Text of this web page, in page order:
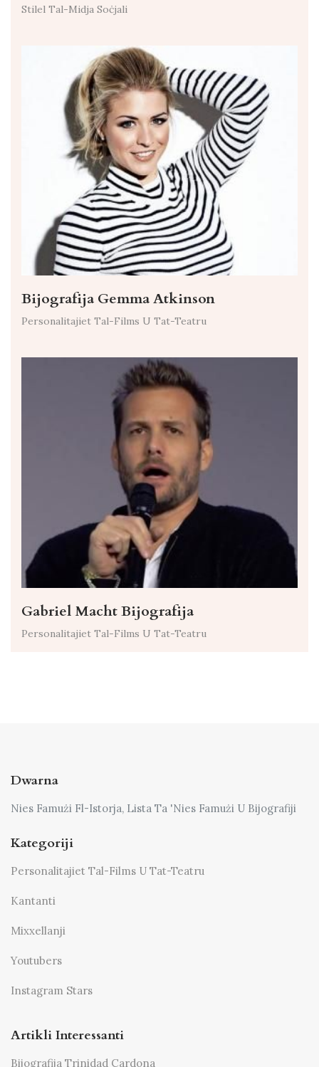
Stilel Tal-Midja Soċjali
Bijografija Gemma Atkinson
Personalitajiet Tal-Films U Tat-Teatru
Gabriel Macht Bijografija
Personalitajiet Tal-Films U Tat-Teatru
Dwarna
Nies Famużi Fl-Istorja, Lista Ta 'Nies Famużi U Bijografiji
Kategoriji
Personalitajiet Tal-Films U Tat-Teatru
Kantanti
Mixxellanji
Youtubers
Instagram Stars
Artikli Interessanti
Bijografija Trinidad Cardona